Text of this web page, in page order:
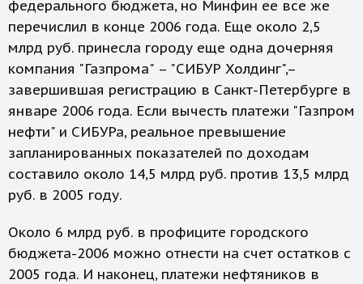
федерального бюджета, но Минфин ее все же
перечислил в конце 2006 года. Еще около 2,5
млрд руб. принесла городу еще одна дочерняя
компания "Газпрома" – "СИБУР Холдинг",–
завершившая регистрацию в Санкт-Петербурге в
январе 2006 года. Если вычесть платежи "Газпром
нефти" и СИБУРа, реальное превышение
запланированных показателей по доходам
составило около 14,5 млрд руб. против 13,5 млрд
руб. в 2005 году.
Около 6 млрд руб. в профиците городского
бюджета-2006 можно отнести на счет остатков с
2005 года. И наконец, платежи нефтяников в